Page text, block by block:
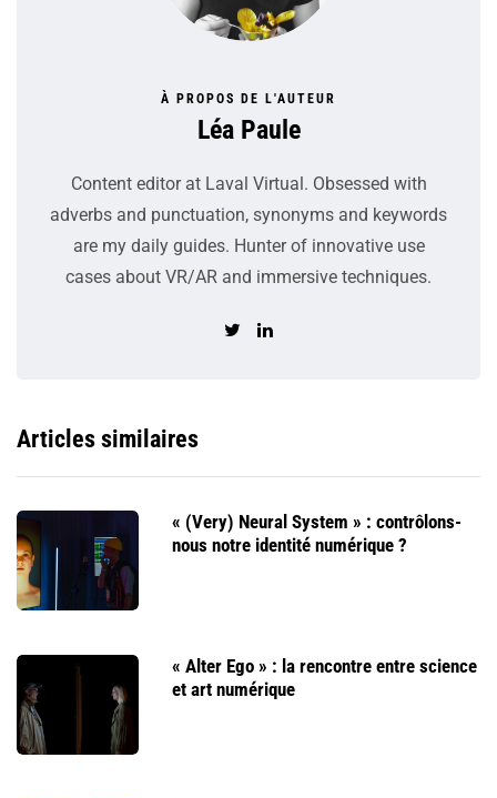
À PROPOS DE L'AUTEUR
Léa Paule
Content editor at Laval Virtual. Obsessed with
adverbs and punctuation, synonyms and keywords
are my daily guides. Hunter of innovative use
cases about VR/AR and immersive techniques.
Articles similaires
« (Very) Neural System » : contrôlons-
nous notre identité numérique ?
« Alter Ego » : la rencontre entre science
et art numérique